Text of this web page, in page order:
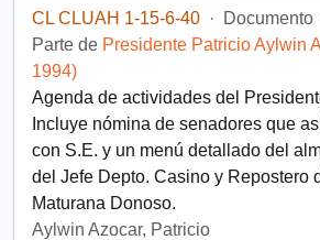
CL CLUAH 1-15-6-40 · Documento
Parte de Presidente Patricio Aylwin
1994)
Agenda de actividades del
Incluye nómina de senadores que
con S.E. y un menú detallado del
del Jefe Depto. Casino y Repostero
Maturana Donoso.
Aylwin Azocar, Patricio